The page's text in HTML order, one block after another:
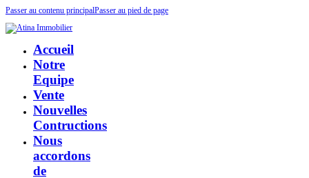
Passer au contenu principalPasser au pied de page
Accueil
Notre
Equipe
Vente
Nouvelles
Contructions
Nous
accordons
de